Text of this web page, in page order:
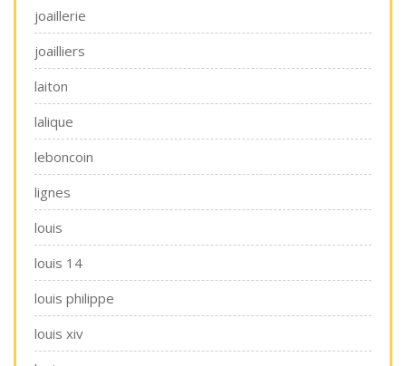
joaillerie
joailliers
laiton
lalique
leboncoin
lignes
louis
louis 14
louis philippe
louis xiv